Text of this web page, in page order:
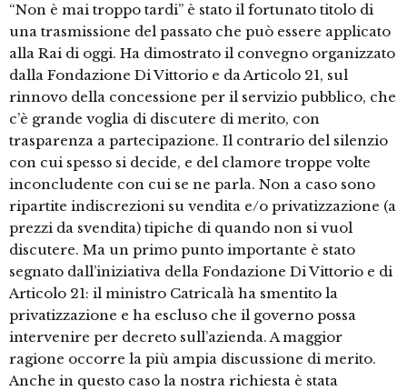
“Non è mai troppo tardi” è stato il fortunato titolo di
una trasmissione del passato che può essere applicato
alla Rai di oggi. Ha dimostrato il convegno organizzato
dalla Fondazione Di Vittorio e da Articolo 21, sul
rinnovo della concessione per il servizio pubblico, che
c’è grande voglia di discutere di merito, con
trasparenza a partecipazione. Il contrario del silenzio
con cui spesso si decide, e del clamore troppe volte
inconcludente con cui se ne parla. Non a caso sono
ripartite indiscrezioni su vendita e/o privatizzazione (a
prezzi da svendita) tipiche di quando non si vuol
discutere. Ma un primo punto importante è stato
segnato dall’iniziativa della Fondazione Di Vittorio e di
Articolo 21: il ministro Catricalà ha smentito la
privatizzazione e ha escluso che il governo possa
intervenire per decreto sull’azienda. A maggior
ragione occorre la più ampia discussione di merito.
Anche in questo caso la nostra richiesta è stata